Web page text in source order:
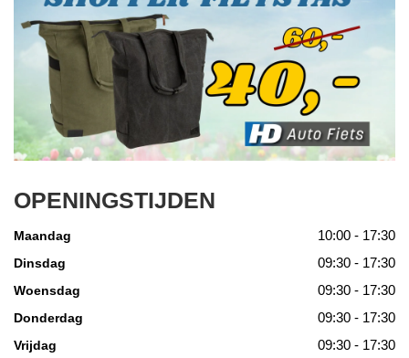
OPENINGSTIJDEN
Maandag 10:00 - 17:30
Dinsdag 09:30 - 17:30
Woensdag 09:30 - 17:30
Donderdag 09:30 - 17:30
Vrijdag 09:30 - 17:30